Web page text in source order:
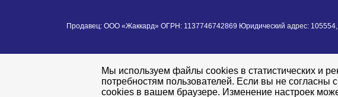
Продавец: ООО «Жаккард» ОГРН: 1137746742869 Юридический адрес: 105554,
Мы используем файлы cookies в статистических и
потребностям пользователей. Если вы не согласны
cookies в вашем браузере. Изменение настроек